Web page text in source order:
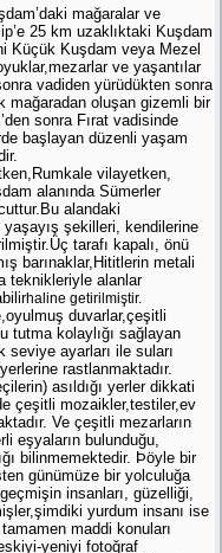
mağaralar ve
25 km uzaklıktaki Kuşdam
Küçük Kuşdam veya Mezel
ve yaşantılar
vadiden yürüdükten sonra
mağaradan oluşan gizemli bir
sonra Fırat vadisinde
başlayan düzenli yaşam
vilayetken,
alanında Sümerler
alandaki
şekilleri, kendilerine
tarafı kapalı, önü
barınaklar,Hititlerin metali
teknikleriyle alanlar
haline getirilmiştir.
duvarlar,çeşitli
tutma kolaylığı sağlayan
seviye ayarları ile suları
rastlanmaktadır.
asıldığı yerler dikkati
çeşitli mozaikler,testiler,ev
Ve çeşitli mezarların
eşyaların bulunduğu,
bilinmemektedir. Þöyle bir
günümüze bir yolculuğa
insanları, güzelliği,
yurdum insanı ise
maddi konuları
yeniyi fotoğraf